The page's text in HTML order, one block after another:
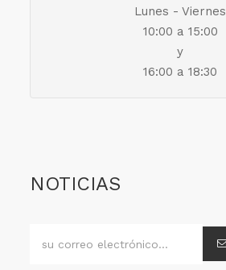
Lunes - Viernes
10:00 a 15:00
y
16:00 a 18:30
NOTICIAS